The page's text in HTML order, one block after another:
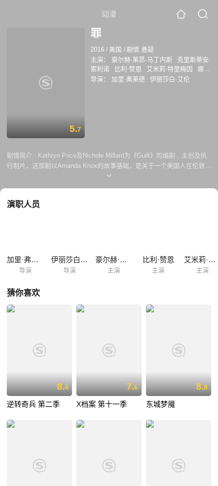
动漫
5.7
罪
2016 / 美国 /剧情 悬疑
主演：
豪尔赫·莱昂·马丁内斯
克里斯蒂安·
索利诺
比利·赞恩 艾米莉·特里梅因
娜奥
米·瑞恩
凯文·J·瑞恩 迈克尔·林道尔
导演： 加里·弗莱德 伊丽莎白·艾伦
剧情简介 : Kathryn Price及Nichole Millard为《Guilt》的编剧﹑主创及执
行制片，这部剧以Amanda Knox的故事基础，是关于一个美国人在伦敦，
最终成为杀死她室友的主要嫌疑人的故事。当调查进一步展开，我们将知
到伦敦为她辩护的姐姐都质疑自己是不是真的了解妹妹。这部剧将全方位
演职人员
加里·弗莱德
导演
伊丽莎白·艾伦
导演
豪尔赫·莱昂·马丁内斯
主演
比利·赞恩
主演
艾米莉·特里梅因
主演
猜你喜欢
8.4
逆转奇兵 第二季
7.6
X档案 第十一季
8.8
东城梦魇